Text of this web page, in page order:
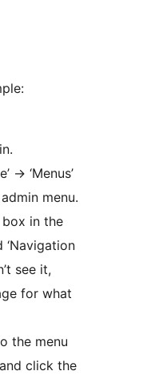
-> ‘Menus’
menu.
box in the
for what
the menu
click the